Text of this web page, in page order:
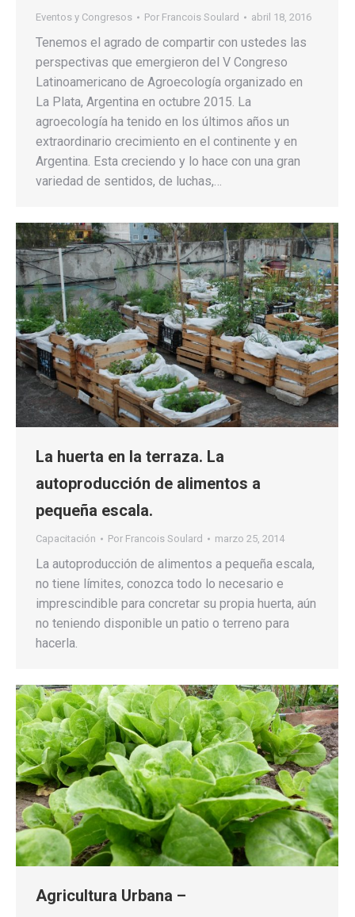
Eventos y Congresos Por Francois Soulard abril 18, 2016
Tenemos el agrado de compartir con ustedes las
perspectivas que emergieron del V Congreso
Latinoamericano de Agroecología organizado en
La Plata, Argentina en octubre 2015. La
agroecología ha tenido en los últimos años un
extraordinario crecimiento en el continente y en
Argentina. Esta creciendo y lo hace con una gran
variedad de sentidos, de luchas,…
La huerta en la terraza. La
autoproducción de alimentos a
pequeña escala.
Capacitación Por Francois Soulard marzo 25, 2014
La autoproducción de alimentos a pequeña escala,
no tiene límites, conozca todo lo necesario e
imprescindible para concretar su propia huerta, aún
no teniendo disponible un patio o terreno para
hacerla.
Agricultura Urbana –